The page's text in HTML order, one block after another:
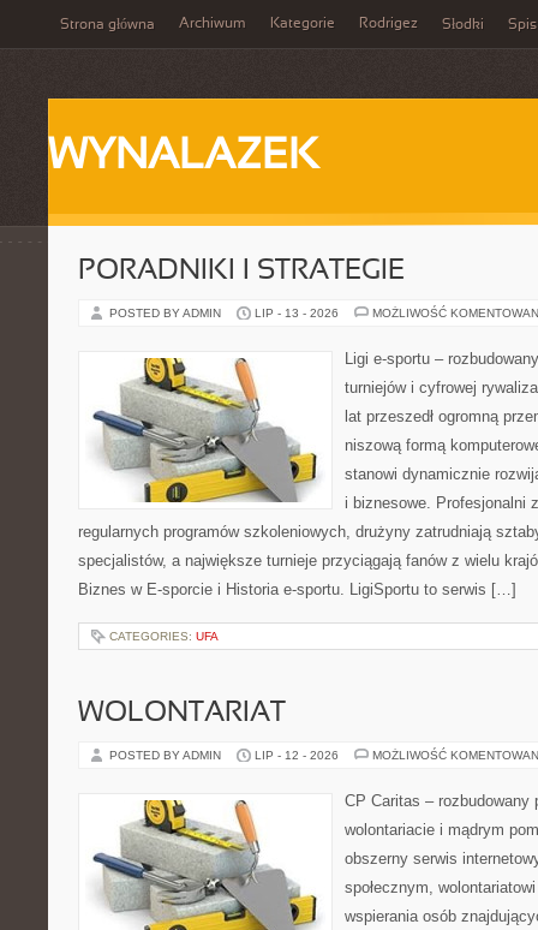
Strona główna Archiwum Kategorie Rodrigez Słodki Spis
WYNALAZEK
PORADNIKI I STRATEGIE
POSTED BY ADMIN LIP - 13 - 2026 MOŻLIWOŚĆ
Ligi e-sportu –
turniejów i cyfrowej
lat przeszedł ogromną
niszową formą
stanowi dynamicznie
i biznesowe. Profesjonalni
regularnych programów szkoleniowych, drużyny zatrudniają
specjalistów, a największe turnieje przyciągają fanów z wielu
Biznes w E-sporcie i Historia e-sportu. LigiSportu to serwis […]
CATEGORIES: UFA
WOLONTARIAT
POSTED BY ADMIN LIP - 12 - 2026 MOŻLIWOŚĆ
CP Caritas – rozbudowany
wolontariacie i mądrym
obszerny serwis
społecznym,
wspierania osób